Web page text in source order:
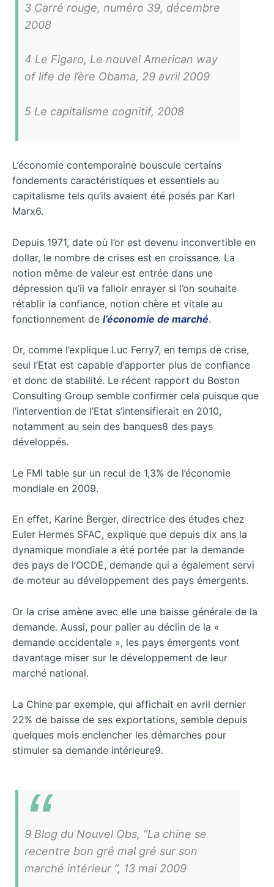
3 Carré rouge, numéro 39, décembre
2008
4 Le Figaro, Le nouvel American way
of life de l’ère Obama, 29 avril 2009
5 Le capitalisme cognitif, 2008
L’économie contemporaine bouscule certains
fondements caractéristiques et essentiels au
capitalisme tels qu’ils avaient été posés par Karl
Marx6.
Depuis 1971, date où l’or est devenu inconvertible en
dollar, le nombre de crises est en croissance. La
notion même de valeur est entrée dans une
dépression qu’il va falloir enrayer si l’on souhaite
rétablir la confiance, notion chère et vitale au
fonctionnement de l’économie de marché.
Or, comme l’explique Luc Ferry7, en temps de crise,
seul l’Etat est capable d’apporter plus de confiance
et donc de stabilité. Le récent rapport du Boston
Consulting Group semble confirmer cela puisque que
l’intervention de l’Etat s’intensifierait en 2010,
notamment au sein des banques8 des pays
développés.
Le FMI table sur un recul de 1,3% de l’économie
mondiale en 2009.
En effet, Karine Berger, directrice des études chez
Euler Hermes SFAC, explique que depuis dix ans la
dynamique mondiale a été portée par la demande
des pays de l’OCDE, demande qui a également servi
de moteur au développement des pays émergents.
Or la crise amène avec elle une baisse générale de la
demande. Aussi, pour palier au déclin de la «
demande occidentale », les pays émergents vont
davantage miser sur le développement de leur
marché national.
La Chine par exemple, qui affichait en avril dernier
22% de baisse de ses exportations, semble depuis
quelques mois enclencher les démarches pour
stimuler sa demande intérieure9.
9 Blog du Nouvel Obs, “La chine se
recentre bon gré mal gré sur son
marché intérieur “, 13 mai 2009